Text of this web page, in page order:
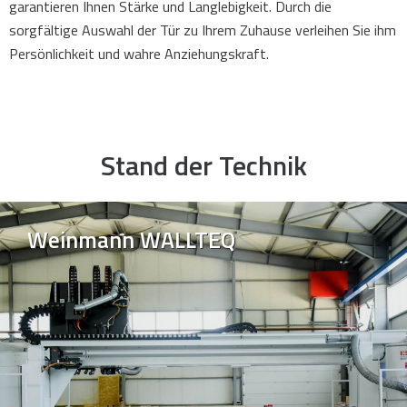
garantieren Ihnen Stärke und Langlebigkeit. Durch die
sorgfältige Auswahl der Tür zu Ihrem Zuhause verleihen Sie ihm
Persönlichkeit und wahre Anziehungskraft.
Stand der Technik
Weinmann WALLTEQ
Weinmann WALLTEQ